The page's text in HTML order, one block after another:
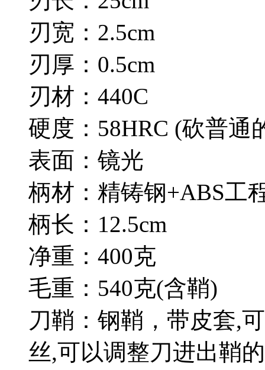
刃宽：2.5cm
刃厚：0.5cm
刃材：440C
硬度：58HRC (砍普通
表面：镜光
柄材：精铸钢+ABS工
柄长：12.5cm
净重：400克
毛重：540克(含鞘)
刀鞘：钢鞘，带皮套,
丝,可以调整刀进出鞘